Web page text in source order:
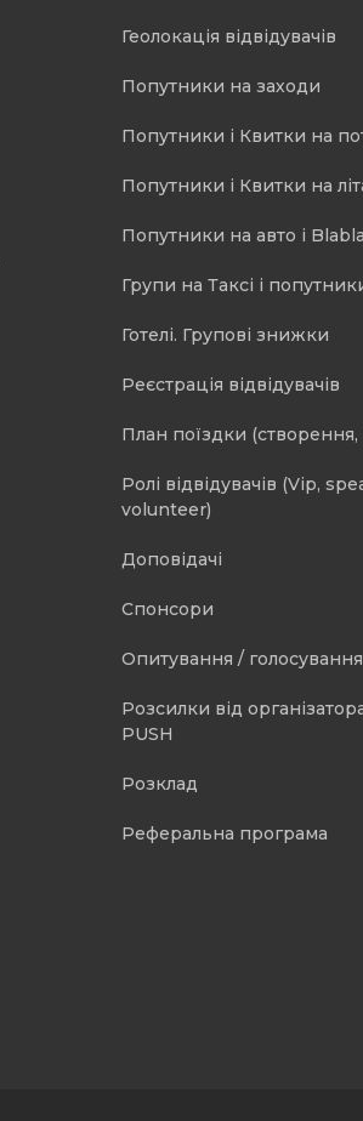
Геолокація відвідувачів
Попутники на заходи
Попутники і Квитки на
Попутники і Квитки на
Попутники на авто і
Групи на Таксі і
Готелі. Групові знижки
Реєстрація відвідувачів
План поїздки
Ролі відвідувачів (Vip,
volunteer)
Доповідачі
Спонсори
Опитування / голосування
Розсилки від
PUSH
Розклад
Реферальна програма